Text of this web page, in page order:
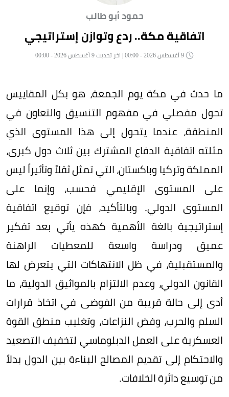
حمود أبو طالب
اتفاقية مكة.. ردع وتوازن إستراتيجي
ما حدث في مكة يوم الجمعة، هو بكل المقاييس
تحول مفصلي في مفهوم التنسيق والتعاون في
المنطقة، عندما يتحول إلى هذا المستوى الذي
مثلته اتفاقية الدفاع المشترك بين ثلاث دول كبرى،
المملكة وتركيا وباكستان، التي تمثل ثقلاً وتأثيراً ليس
على المستوى الإقليمي فحسب، وإنما على
المستوى الدولي. وبالتأكيد، فإن توقيع اتفاقية
إستراتيجية بالغة الأهمية كهذه يأتي بعد تفكير
عميق ودراسة واسعة للمعطيات الراهنة
والمستقبلية، في ظل الانتهاكات التي يتعرض لها
القانون الدولي، وعدم الالتزام بالمواثيق الدولية، ما
أدى إلى حالة قريبة من الفوضى في اتخاذ قرارات
السلم والحرب، وفض النزاعات، وتغليب منطق القوة
العسكرية على العمل الدبلوماسي لتخفيف التصعيد
والاحتكام إلى تقديم المصالح البناءة بين الدول بدلاً
من توسيع دائرة الخلافات.